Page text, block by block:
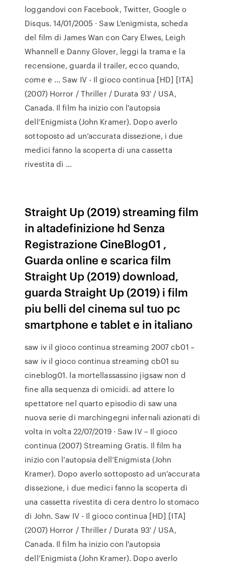
loggandovi con Facebook, Twitter, Google o
Disqus. 14/01/2005 · Saw L'enigmista, scheda
del film di James Wan con Cary Elwes, Leigh
Whannell e Danny Glover, leggi la trama e la
recensione, guarda il trailer, ecco quando,
come e … Saw IV - Il gioco continua [HD] [ITA]
(2007) Horror / Thriller / Durata 93′ / USA,
Canada. Il film ha inizio con l'autopsia
dell’Enigmista (John Kramer). Dopo averlo
sottoposto ad un’accurata dissezione, i due
medici fanno la scoperta di una cassetta
rivestita di …
Straight Up (2019) streaming film
in altadefinizione hd Senza
Registrazione CineBlog01 ,
Guarda online e scarica film
Straight Up (2019) download,
guarda Straight Up (2019) i film
piu belli del cinema sul tuo pc
smartphone e tablet e in italiano
saw iv il gioco continua streaming 2007 cb01 ~
saw iv il gioco continua streaming cb01 su
cineblog01. la mortellassassino jigsaw non d
fine alla sequenza di omicidi. ad attere lo
spettatore nel quarto episodio di saw una
nuova serie di marchingegni infernali azionati di
volta in volta 22/07/2019 · Saw IV – Il gioco
continua (2007) Streaming Gratis. Il film ha
inizio con l’autopsia dell’Enigmista (John
Kramer). Dopo averlo sottoposto ad un’accurata
dissezione, i due medici fanno la scoperta di
una cassetta rivestita di cera dentro lo stomaco
di John. Saw IV - Il gioco continua [HD] [ITA]
(2007) Horror / Thriller / Durata 93′ / USA,
Canada. Il film ha inizio con l'autopsia
dell’Enigmista (John Kramer). Dopo averlo